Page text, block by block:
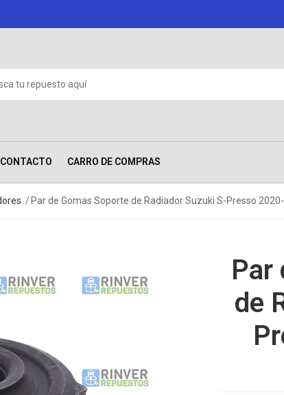
CONTACTO CARRO DE COMPRAS
Par de Gomas Soporte de Radiador Suzuki S-Presso
Par
de